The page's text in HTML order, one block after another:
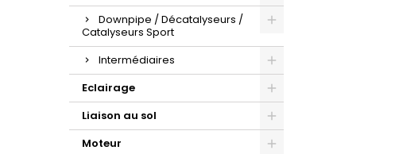
Downpipe / Décatalyseurs /
Catalyseurs Sport
Intermédiaires
Eclairage
Liaison au sol
Moteur